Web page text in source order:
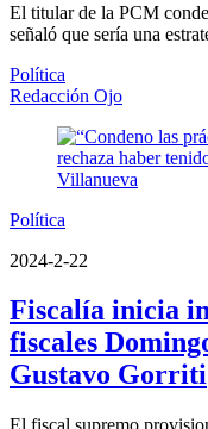
El titular de la PCM
señaló que sería una
Política
Redacción Ojo
Política
2024-2-22
Fiscalía inicia
fiscales
Gustavo Gorriti